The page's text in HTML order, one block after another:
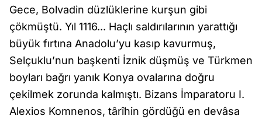
Gece, Bolvadin düzlüklerine kurşun gibi
çökmüştü. Yıl 1116... Haçlı saldırılarının yarattığı
büyük fırtına Anadolu’yu kasıp kavurmuş,
Selçuklu’nun başkenti İznik düşmüş ve Türkmen
boyları bağrı yanık Konya ovalarına doğru
çekilmek zorunda kalmıştı. Bizans İmparatoru I.
Alexios Komnenos, târîhin gördüğü en devâsa